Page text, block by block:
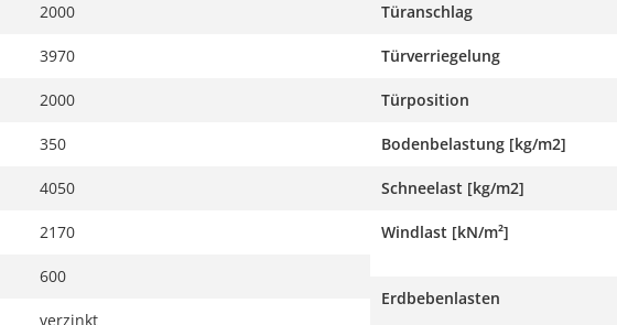
2000
3970
2000
350
4050
2170
600
verzinkt
Türanschlag
Türverriegelung
Türposition
Bodenbelastung [kg/m2]
Schneelast [kg/m2]
Windlast [kN/m²]
Erdbebenlasten